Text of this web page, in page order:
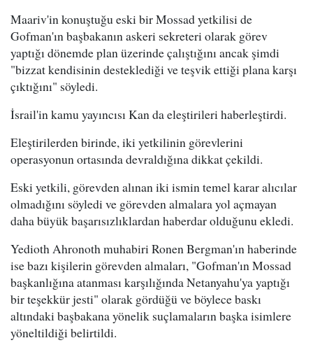
Maariv'in konuştuğu eski bir Mossad yetkilisi de
Gofman'ın başbakanın askeri sekreteri olarak görev
yaptığı dönemde plan üzerinde çalıştığını ancak şimdi
"bizzat kendisinin desteklediği ve teşvik ettiği plana karşı
çıktığını" söyledi.
İsrail'in kamu yayıncısı Kan da eleştirileri haberleştirdi.
Eleştirilerden birinde, iki yetkilinin görevlerini
operasyonun ortasında devraldığına dikkat çekildi.
Eski yetkili, görevden alınan iki ismin temel karar alıcılar
olmadığını söyledi ve görevden almalara yol açmayan
daha büyük başarısızlıklardan haberdar olduğunu ekledi.
Yedioth Ahronoth muhabiri Ronen Bergman'ın haberinde
ise bazı kişilerin görevden almaları, "Gofman'ın Mossad
başkanlığına atanması karşılığında Netanyahu'ya yaptığı
bir teşekkür jesti" olarak gördüğü ve böylece baskı
altındaki başbakana yönelik suçlamaların başka isimlere
yöneltildiği belirtildi.